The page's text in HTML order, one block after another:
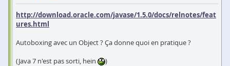
http://download.oracle.com/javase/1.5.0/docs/relnotes/feat
ures.html
Autoboxing avec un Object ? Ça donne quoi en pratique ?
(Java 7 n'est pas sorti, hein
)